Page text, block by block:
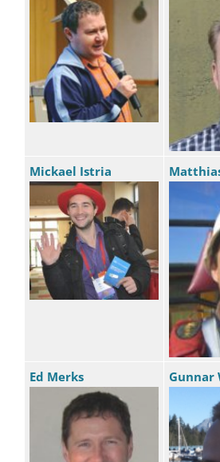
Mickael Istria
Ed Merks Gunnar